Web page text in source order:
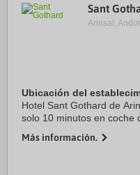
Sant
Arinsal,
Ubicación del
Hotel Sant Gothard de
solo 10 minutos en coche
encuentra a 9 km de Spa ...
Más información.